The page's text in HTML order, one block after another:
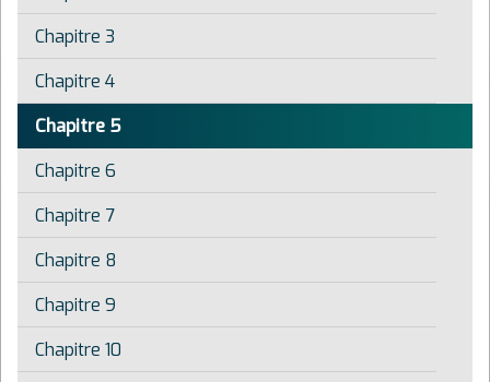
Chapitre 3
Chapitre 4
Chapitre 5
Chapitre 6
Chapitre 7
Chapitre 8
Chapitre 9
Chapitre 10